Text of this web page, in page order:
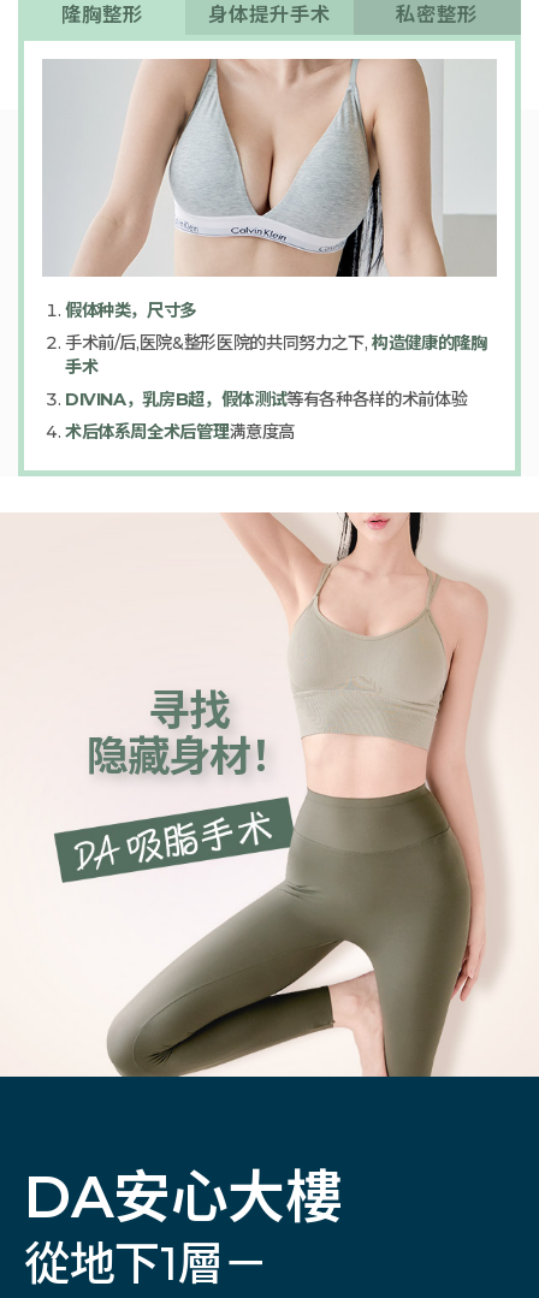
隆胸整形 身体提升手术 私密整形
假体种类，尺寸多
手术前/后,医院&整形医院的共同努力之下,构造健康的隆胸
手术
DIVINA，乳房B超，假体测试等有各种各样的术前体验
术后体系周全术后管理满意度高
寻找
隐藏身材！
DA安心大樓
從地下1層－